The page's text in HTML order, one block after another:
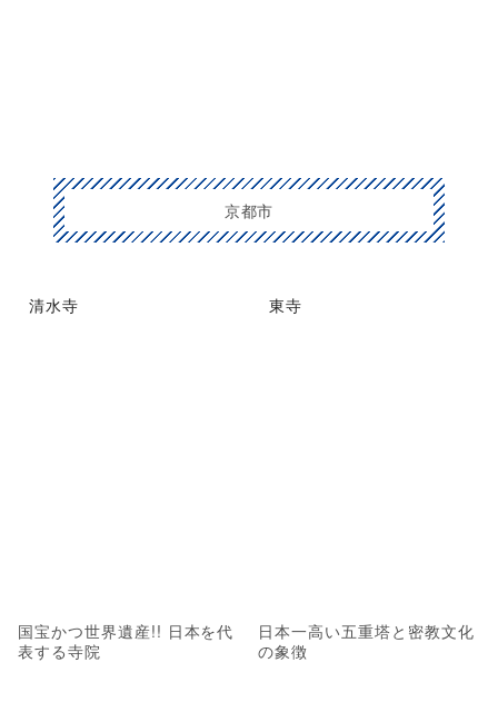
京都市
清水寺
国宝かつ世界遺産!! 日本を代
表する寺院
東寺
日本一高い五重塔と密教文化
の象徴